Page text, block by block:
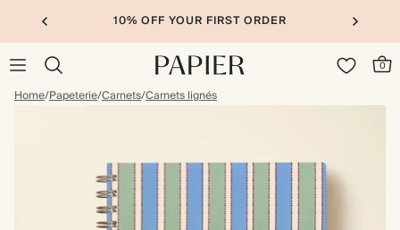
10% OFF YOUR FIRST ORDER
0
Home/Papeterie/Carnets/Carnets lignés